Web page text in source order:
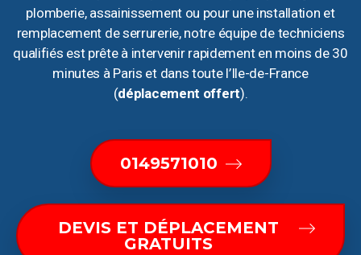
plomberie, assainissement ou pour une installation et
remplacement de serrurerie, notre équipe de techniciens
qualifiés est prête à intervenir rapidement en moins de 30
minutes à Paris et dans toute l’Ile-de-France
(déplacement offert).
0149571010
DEVIS ET DÉPLACEMENT
GRATUITS